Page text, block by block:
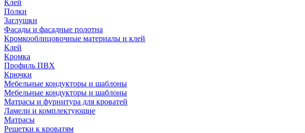
Клей
Полки
Заглушки
Фасады и фасадные полотна
Кромкооблицовочные материалы и клей
Клей
Кромка
Профиль ПВХ
Крючки
Мебельные кондукторы и шаблоны
Мебельные кондукторы и шаблоны
Матрасы и фурнитура для кроватей
Ламели и комплектующие
Матрасы
Решетки к кроватям